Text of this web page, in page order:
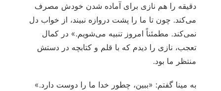
دقیقه را هم نازی برای آماده شدن خودش مصرف
می‌کند. چون تا ما را پشت دروازه نبیند، از خواب دل
نمی‌کند. مطمئناً امروز تنبیه می‌شویم.» در کمال
تعجب، نازی را دیدم که با قلم و کتابچه در دستش
منتظر ما بود.
به مینا گفتم: «ببین، چطور خدا ما را دوست دارد.»